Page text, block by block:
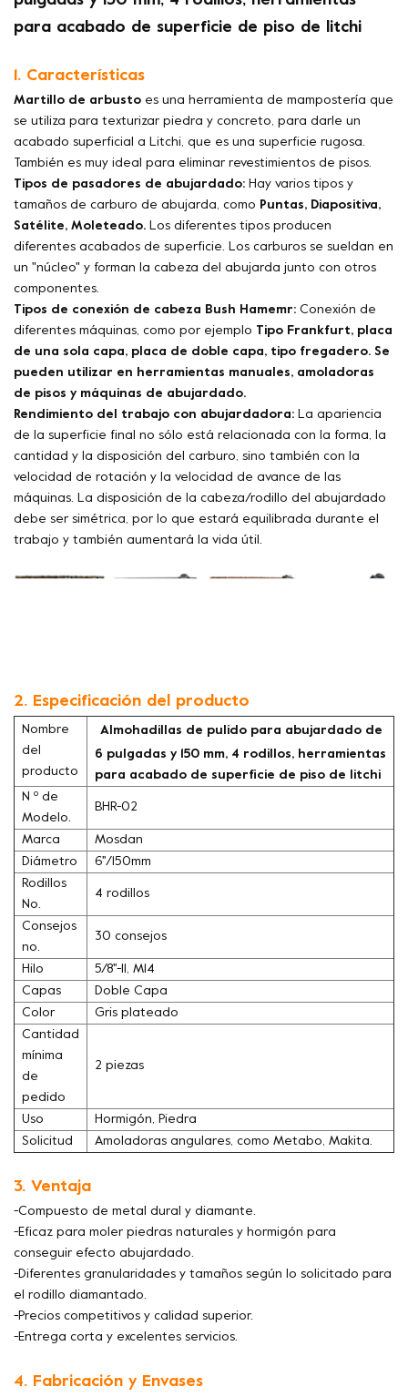
para acabado de superficie de piso de litchi
1. Características
Martillo de arbusto es una herramienta de mampostería que
se utiliza para texturizar piedra y concreto, para darle un
acabado superficial a Litchi, que es una superficie rugosa.
También es muy ideal para eliminar revestimientos de pisos.
Tipos de pasadores de abujardado: Hay varios tipos y
tamaños de carburo de abujarda, como Puntas, Diapositiva,
Satélite, Moleteado. Los diferentes tipos producen
diferentes acabados de superficie. Los carburos se sueldan en
un "núcleo" y forman la cabeza del abujarda junto con otros
componentes.
Tipos de conexión de cabeza Bush Hamemr: Conexión de
diferentes máquinas, como por ejemplo
Tipo Frankfurt, placa
de una sola capa, placa de doble capa, tipo fregadero. Se
pueden utilizar en herramientas manuales, amoladoras
de pisos y máquinas de abujardado.
Rendimiento del trabajo con abujardadora: La apariencia
de la superficie final no sólo está relacionada con la forma, la
cantidad y la disposición del carburo, sino también con la
velocidad de rotación y la velocidad de avance de las
máquinas. La disposición de la cabeza/rodillo del abujardado
debe ser simétrica, por lo que estará equilibrada durante el
trabajo y también aumentará la vida útil.
2. Especificación del producto
Nombre
del
producto
Almohadillas de pulido para abujardado de
6 pulgadas y 150 mm, 4 rodillos, herramientas
para acabado de superficie de piso de litchi
N º de
Modelo.
BHR-02
Marca
Mosdan
Diámetro
6''/150mm
Rodillos
No.
4 rodillos
Consejos
no.
30 consejos
Hilo
5/8''-11, M14
Capas
Doble Capa
Color
Gris plateado
Cantidad
mínima
de
pedido
2 piezas
Uso
Hormigón, Piedra
Solicitud
Amoladoras angulares, como Metabo, Makita.
3. Ventaja
-Compuesto de metal dural y diamante.
-Eficaz para moler piedras naturales y hormigón para
conseguir efecto abujardado.
-Diferentes granularidades y tamaños según lo solicitado para
el rodillo diamantado.
-Precios competitivos y calidad superior.
-Entrega corta y excelentes servicios.
4. Fabricación y Envases